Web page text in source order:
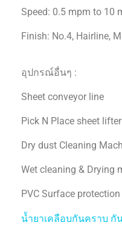
Speed: 0.5 mpm to 10
Finish: No.4, Hairline,
อุปกรณ์อื่นๆ :
Sheet conveyor line
Pick N Place sheet lifter
Dry dust Cleaning
Wet cleaning & Drying
PVC Surface
น้ำยาเคลือบกันคราบ กั